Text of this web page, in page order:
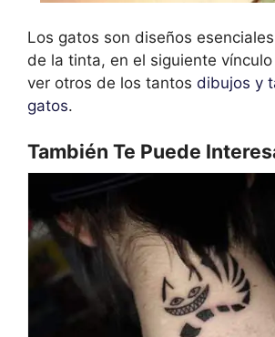
Los gatos son diseños
de la tinta, en el siguiente
ver otros de los tantos dibujos y
gatos.
También Te Puede